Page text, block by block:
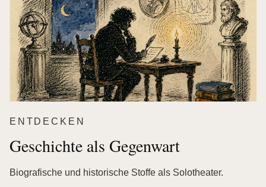
ENTDECKEN
Geschichte als Gegenwart
Biografische und historische Stoffe als Solotheater.